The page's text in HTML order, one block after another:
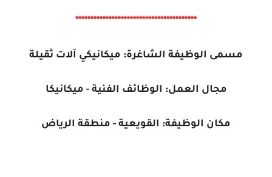
****************************************
مسمى الوظيفة الشاغرة: ميكانيكي آلات ثقيلة
مجال العمل: الوظائف الفنية - ميكانيكا
مكان الوظيفة: القويعية - منطقة الرياض